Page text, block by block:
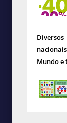
Diversos
Mundo e